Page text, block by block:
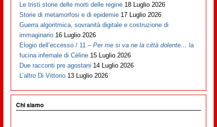
Le tristi storie delle morti delle regine 18 Luglio 2026
Storie di metamorfosi e di epidemie 17 Luglio 2026
Guerra algoritmica, sovranità digitale e costruzione di
immaginario 16 Luglio 2026
Elogio dell’eccesso / 11 –Per me si va ne la città dolente… la
fucina infernale di Cèline 15 Luglio 2026
Due racconti pre agostani 14 Luglio 2026
L’altro Di Vittorio 13 Luglio 2026
Chi siamo